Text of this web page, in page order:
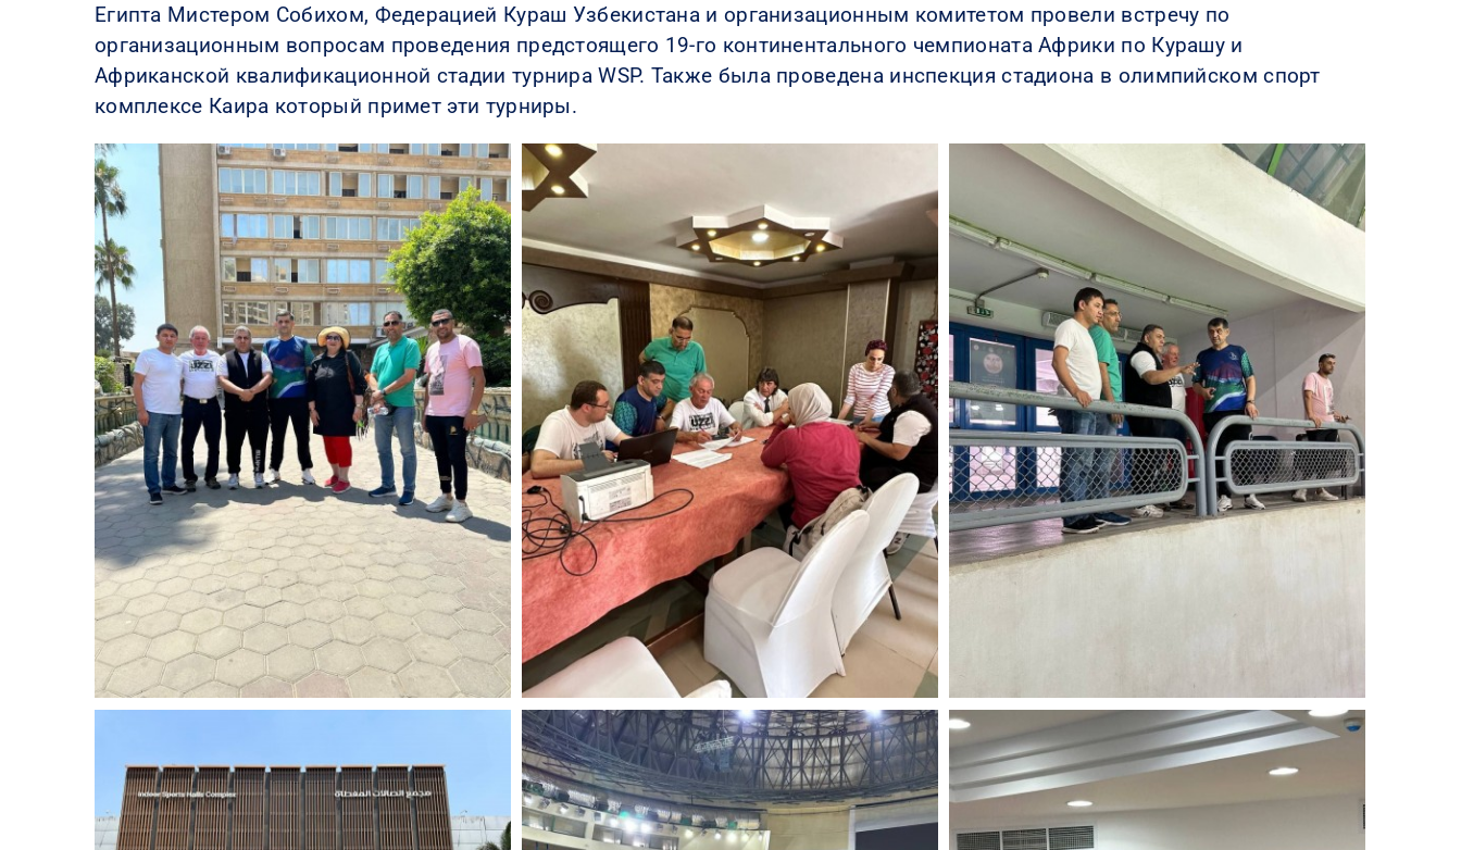
Египта Мистером Собихом, Федерацией Кураш Узбекистана и организационным комитетом провели встречу по
организационным вопросам проведения предстоящего 19-го континентального чемпионата Африки по Курашу и
Африканской квалификационной стадии турнира WSP. Также была проведена инспекция стадиона в олимпийском спорт
комплексе Каира который примет эти турниры.